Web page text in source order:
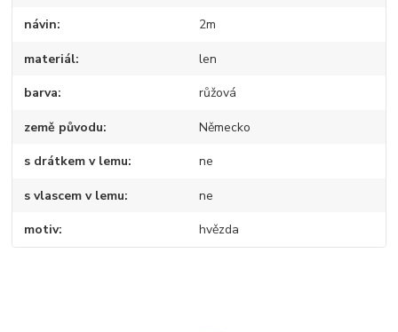
návin 2m
materiál len
barva růžová
země původu Německo
s drátkem v lemu ne
s vlascem v lemu ne
motiv hvězda